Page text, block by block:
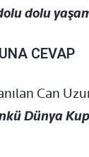
dolu
CEVAP
Can
Dünya